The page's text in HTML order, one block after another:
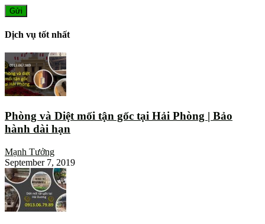
Dịch vụ tốt nhất
Phòng và Diệt mối tận gốc tại Hải Phòng | Bảo
hành dài hạn
Mạnh Tưởng
September 7, 2019